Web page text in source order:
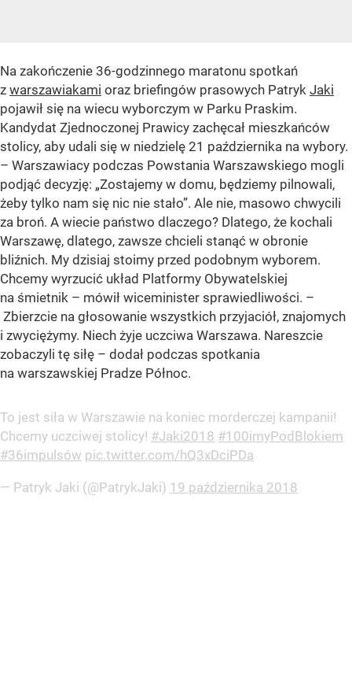
Na zakończenie 36-godzinnego maratonu spotkań
z warszawiakami oraz briefingów prasowych Patryk Jaki
pojawił się na wiecu wyborczym w Parku Praskim.
Kandydat Zjednoczonej Prawicy zachęcał mieszkańców
stolicy, aby udali się w niedzielę 21 października na wybory.
– Warszawiacy podczas Powstania Warszawskiego mogli
podjąć decyzję: „Zostajemy w domu, będziemy pilnowali,
żeby tylko nam się nic nie stało”. Ale nie, masowo chwycili
za broń. A wiecie państwo dlaczego? Dlatego, że kochali
Warszawę, dlatego, zawsze chcieli stanąć w obronie
bliźnich. My dzisiaj stoimy przed podobnym wyborem.
Chcemy wyrzucić układ Platformy Obywatelskiej
na śmietnik – mówił wiceminister sprawiedliwości. –
Zbierzcie na głosowanie wszystkich przyjaciół, znajomych
i zwyciężymy. Niech żyje uczciwa Warszawa. Nareszcie
zobaczyli tę siłę – dodał podczas spotkania
na warszawskiej Pradze Północ.
To jest siła w Warszawie na koniec morderczej kampanii!
Chcemy uczciwej stolicy! #Jaki2018 #100imyPodBlokiem
#36impulsów pic.twitter.com/hQ3xDciPDa
— Patryk Jaki (@PatrykJaki) 19 października 2018